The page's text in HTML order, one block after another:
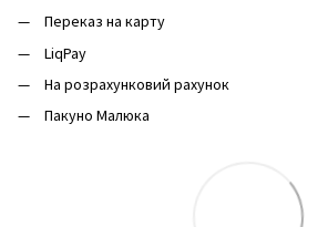
Переказ на карту
LiqPay
На розрахунковий рахунок
Пакуно Малюка